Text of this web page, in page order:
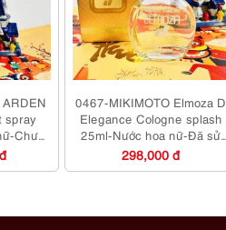
spray
Chưa
0467-MIKIMOTO Elmoza D
Elegance Cologne splash
25ml-Nước hoa nữ-Đã sử
dụng
298,000 đ